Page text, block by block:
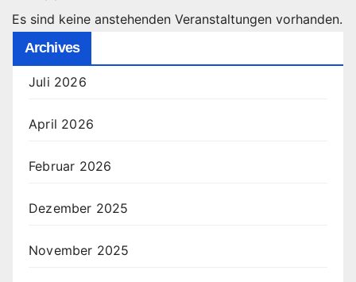
Es sind keine anstehenden Veranstaltungen vorhanden.
Archives
Juli 2026
April 2026
Februar 2026
Dezember 2025
November 2025